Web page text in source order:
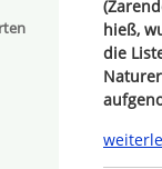
hieß,
die